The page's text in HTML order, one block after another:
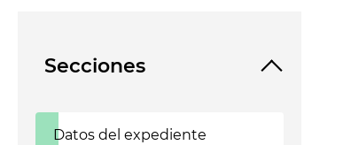
Secciones
Datos del expediente